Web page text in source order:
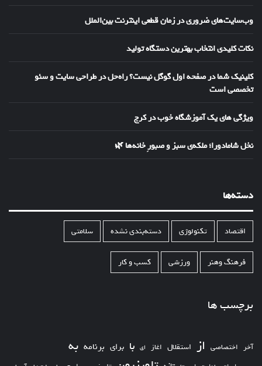
وب‌سایت‌های ضروری در زمان قطعی اینترنت بین‌الملل
نکات کلیدی انتخاب بهترین دستگاه تولید
کلینیک شما در صفحه اول گوگل نیست؟ راه‌حل در طراحی سایت و سئو
تخصصی است
ویژگی های یک آموزشگاه خوب در کرج
نخل شامادورا؛ ملکه‌ی سبز و صبورِ خانه‌ها 🌿
دسته‌ها
اقتصاد تکنولوژی دسته‌بندی نشده سلامتی
فرهنگ وهنر ورزشی کسب و کار
برچسب ها
آخر اختصاصی از استقلال اغاز ای با برای برنامه به